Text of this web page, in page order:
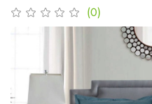
(0)